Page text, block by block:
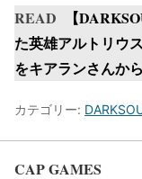
READ
【
た英雄アルトリウ
をキアランさんか
カテゴリー:
CAP GAMES